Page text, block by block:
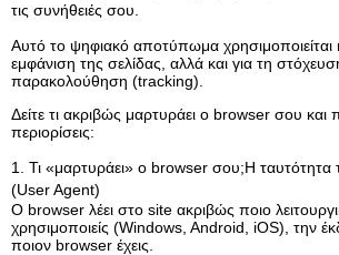
τις συνήθειές σου.
Αυτό το ψηφιακό αποτύπωμα χρησιμοποιείται
εμφάνιση της σελίδας, αλλά και για τη
παρακολούθηση (tracking).
Δείτε τι ακριβώς μαρτυράει ο browser σου
περιορίσεις:
1. Τι «μαρτυράει» ο browser σου;Η
(User Agent)
Ο browser λέει στο site ακριβώς ποιο
χρησιμοποιείς (Windows, Android, iOS), την
ποιον browser έχεις.